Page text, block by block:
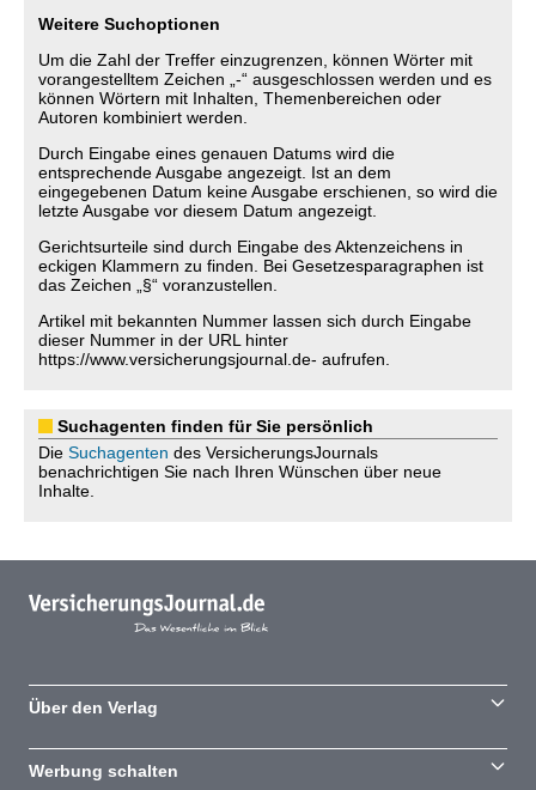
Weitere Suchoptionen
Um die Zahl der Treffer einzugrenzen, können Wörter mit
vorangestelltem Zeichen „-“ ausgeschlossen werden und es
können Wörtern mit Inhalten, Themenbereichen oder
Autoren kombiniert werden.
Durch Eingabe eines genauen Datums wird die
entsprechende Ausgabe angezeigt. Ist an dem
eingegebenen Datum keine Ausgabe erschienen, so wird die
letzte Ausgabe vor diesem Datum angezeigt.
Gerichtsurteile sind durch Eingabe des Aktenzeichens in
eckigen Klammern zu finden. Bei Gesetzesparagraphen ist
das Zeichen „§“ voranzustellen.
Artikel mit bekannten Nummer lassen sich durch Eingabe
dieser Nummer in der URL hinter
https://www.versicherungsjournal.de- aufrufen.
Suchagenten finden für Sie persönlich
Die Suchagenten des VersicherungsJournals
benachrichtigen Sie nach Ihren Wünschen über neue
Inhalte.
Über den Verlag
Werbung schalten